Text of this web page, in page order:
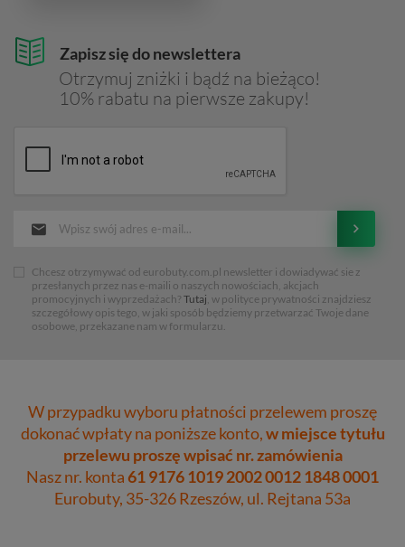
Zapisz się do newslettera
Otrzymuj zniżki i bądź na bieżąco!
10% rabatu na pierwsze zakupy!
Chcesz otrzymywać od eurobuty.com.pl newsletter i dowiadywać sie z
przesłanych przez nas e-maili o naszych nowościach, akcjach
promocyjnych i wyprzedażach? Tutaj, w polityce prywatności znajdziesz
szczegółowy opis tego, w jaki sposób będziemy przetwarzać Twoje dane
osobowe, przekazane nam w formularzu.
W przypadku wyboru płatności przelewem proszę
dokonać wpłaty na poniższe konto,w miejsce tytułu
przelewu proszę wpisać nr. zamówienia
Nasz nr. konta61 9176 1019 2002 0012 1848 0001
Eurobuty, 35-326 Rzeszów, ul. Rejtana 53a